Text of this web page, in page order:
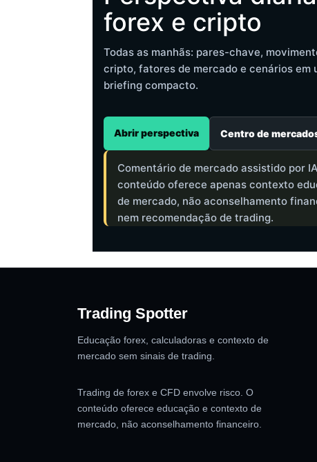
forex e cripto
Todas as manhãs: pares-chave,
cripto, fatores de mercado e cenários em
briefing compacto.
Abrir perspectiva Centro de
Comentário de mercado assistido por
conteúdo oferece apenas contexto
de mercado, não aconselhamento
nem recomendação de trading.
Trading Spotter
Educação forex, calculadoras e contexto de
mercado sem sinais de trading.
Trading de forex e CFD envolve risco. O
conteúdo oferece educação e contexto de
mercado, não aconselhamento financeiro.